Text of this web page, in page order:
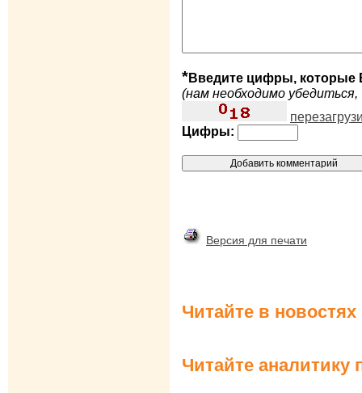
*Введите цифры, которые
(нам необходимо
Цифры:
Версия для печати
Читайте в
Читайте аналитику